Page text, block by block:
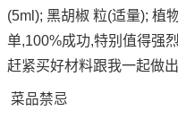
(5ml); 黑胡椒 粒(适量); 植
单,100%成功,特别值得强
赶紧买好材料跟我一起做
菜品禁忌